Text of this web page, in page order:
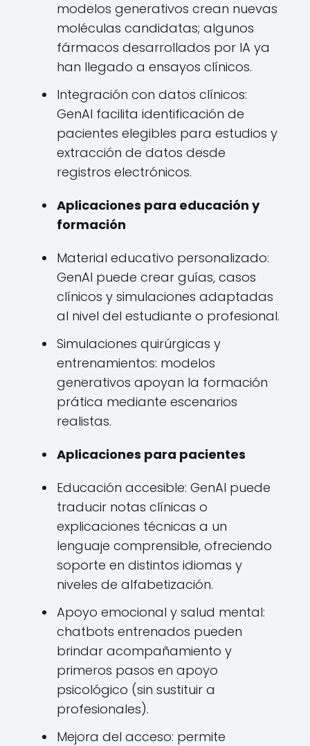
modelos generativos crean nuevas
moléculas candidatas; algunos
fármacos desarrollados por IA ya
han llegado a ensayos clínicos.
Integración con datos clínicos:
GenAI facilita identificación de
pacientes elegibles para estudios y
extracción de datos desde
registros electrónicos.
Aplicaciones para educación y
formación
Material educativo personalizado:
GenAI puede crear guías, casos
clínicos y simulaciones adaptadas
al nivel del estudiante o profesional.
Simulaciones quirúrgicas y
entrenamientos: modelos
generativos apoyan la formación
prática mediante escenarios
realistas.
Aplicaciones para pacientes
Educación accesible: GenAI puede
traducir notas clínicas o
explicaciones técnicas a un
lenguaje comprensible, ofreciendo
soporte en distintos idiomas y
niveles de alfabetización.
Apoyo emocional y salud mental:
chatbots entrenados pueden
brindar acompañamiento y
primeros pasos en apoyo
psicológico (sin sustituir a
profesionales).
Mejora del acceso: permite